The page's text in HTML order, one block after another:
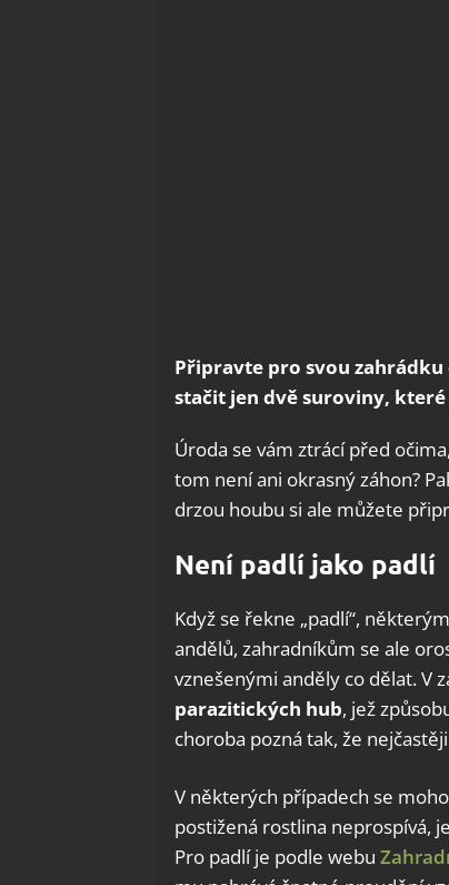
Připravte pro svou
stačit jen dvě suroviny,
Úroda se vám ztrácí před
tom není ani okrasný záhon?
drzou houbu si ale můžete
Není padlí jako padlí
Když se řekne „padlí“,
andělů, zahradníkům se ale
vznešenými anděly co dělat. V
parazitických hub, jež
choroba pozná tak, že
V některých případech se
postižená rostlina neprospívá,
Pro padlí je podle webu